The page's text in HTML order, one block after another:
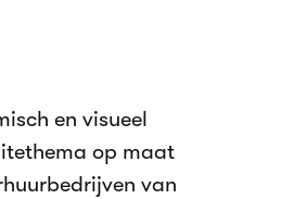
en visueel
op maat
van